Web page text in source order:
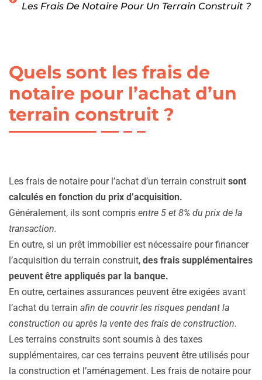
Les Frais De Notaire Pour Un Terrain Construit ?
Quels sont les frais de
notaire pour l’achat d’un
terrain construit ?
Les frais de notaire pour l’achat d’un terrain construit sont
calculés en fonction du prix d’acquisition.
Généralement, ils sont compris entre 5 et 8% du prix de la
transaction.
En outre, si un prêt immobilier est nécessaire pour financer
l’acquisition du terrain construit, des frais supplémentaires
peuvent être appliqués par la banque.
En outre, certaines assurances peuvent être exigées avant
l’achat du terrain afin de couvrir les risques pendant la
construction ou après la vente des frais de construction.
Les terrains construits sont soumis à des taxes
supplémentaires, car ces terrains peuvent être utilisés pour
la construction et l’aménagement. Les frais de notaire pour